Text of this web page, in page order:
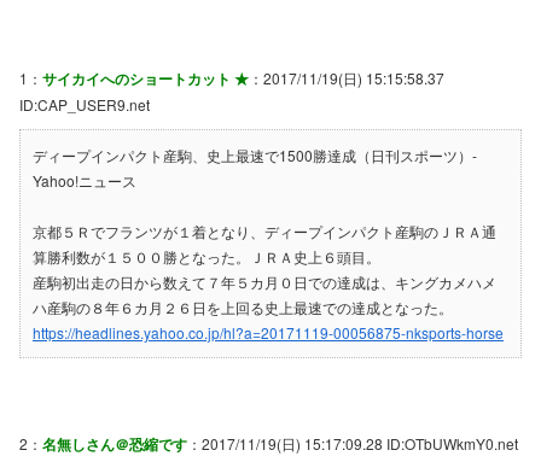
1： サイカイへのショートカット ★ ：2017/11/19(日) 15:15:58.37
ID:CAP_USER9.net
ディープインパクト産駒、史上最速で1500勝達成（日刊スポーツ）-
Yahoo!ニュース
京都５Ｒでフランツが１着となり、ディープインパクト産駒のＪＲＡ通
算勝利数が１５００勝となった。ＪＲＡ史上６頭目。
産駒初出走の日から数えて７年５カ月０日での達成は、キングカメハメ
ハ産駒の８年６カ月２６日を上回る史上最速での達成となった。
https://headlines.yahoo.co.jp/hl?a=20171119-00056875-nksports-horse
2： 名無しさん＠恐縮です ：2017/11/19(日) 15:17:09.28 ID:OTbUWkmY0.net